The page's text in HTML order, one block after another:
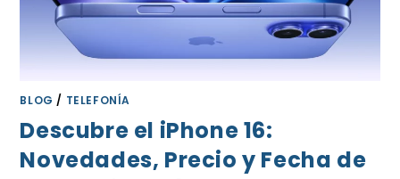
BLOG / TELEFONÍA
Descubre el iPhone 16:
Novedades, Precio y Fecha de